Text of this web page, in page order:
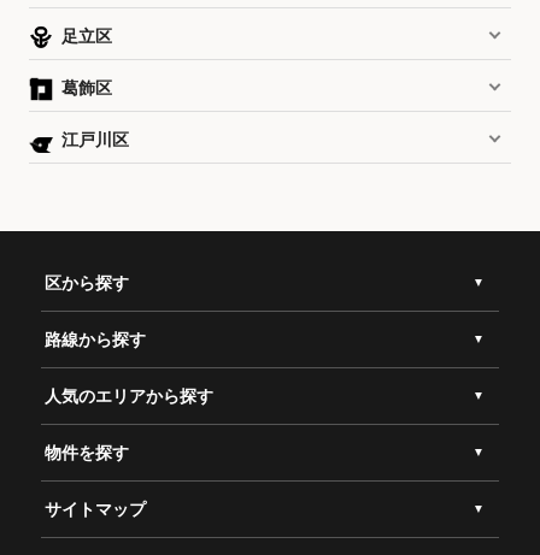
足立区
葛飾区
江戸川区
区から探す
路線から探す
人気のエリアから探す
物件を探す
サイトマップ